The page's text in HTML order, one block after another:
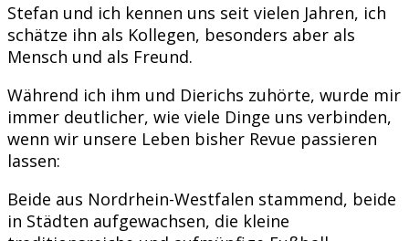
Stefan und ich kennen uns seit vielen Jahren, ich
schätze ihn als Kollegen, besonders aber als
Mensch und als Freund.
Während ich ihm und Dierichs zuhörte, wurde mir
immer deutlicher, wie viele Dinge uns verbinden,
wenn wir unsere Leben bisher Revue passieren
lassen:
Beide aus Nordrhein-Westfalen stammend, beide
in Städten aufgewachsen, die kleine